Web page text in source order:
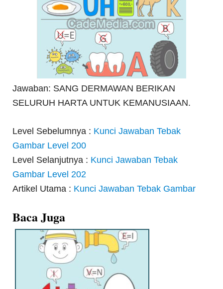
Jawaban: SANG DERMAWAN BERIKAN
SELURUH HARTA UNTUK KEMANUSIAAN.
Level Sebelumnya : Kunci Jawaban Tebak
Gambar Level 200
Level Selanjutnya : Kunci Jawaban Tebak
Gambar Level 202
Artikel Utama : Kunci Jawaban Tebak Gambar
Baca Juga